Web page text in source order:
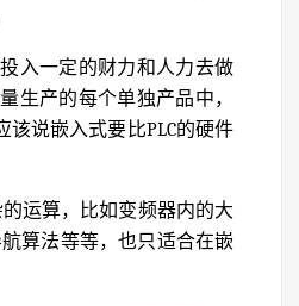
入一定的财力和人力去做
生产的每个单独产品中，
说嵌入式要比PLC的硬件
运算，比如变频器内的大
算法等等，也只适合在嵌